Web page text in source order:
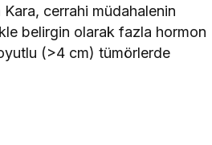
cerrahi müdahalenin
belirgin olarak fazla hormon
(>4 cm) tümörlerde